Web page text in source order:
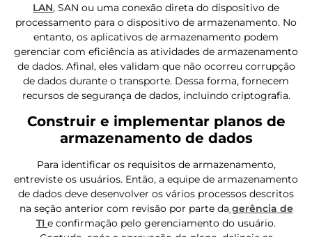
LAN, SAN ou uma conexão direta do dispositivo de
processamento para o dispositivo de armazenamento. No
entanto, os aplicativos de armazenamento podem
gerenciar com eficiência as atividades de armazenamento
de dados. Afinal, eles validam que não ocorreu corrupção
de dados durante o transporte. Dessa forma, fornecem
recursos de segurança de dados, incluindo criptografia.
Construir e implementar planos de
armazenamento de dados
Para identificar os requisitos de armazenamento,
entreviste os usuários. Então, a equipe de armazenamento
de dados deve desenvolver os vários processos descritos
na seção anterior com revisão por parte da gerência de
TI e confirmação pelo gerenciamento do usuário.